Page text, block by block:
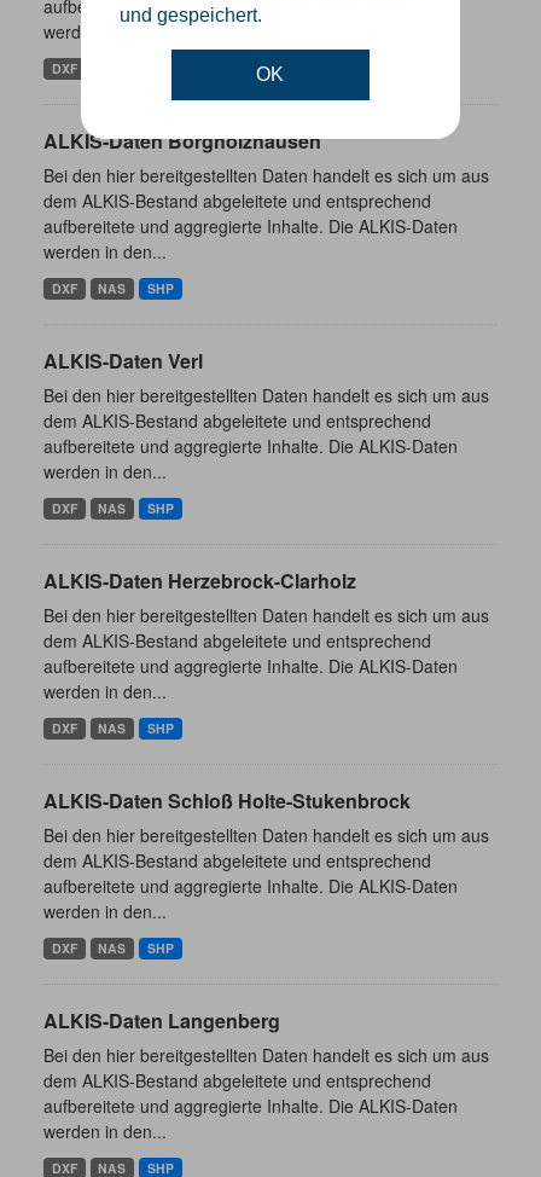
und gespeichert.
OK
aufbereitete und aggregierte Inhalte. Die ALKIS-Daten
werden in den...
DXF
ALKIS-Daten Borgholzhausen
Bei den hier bereitgestellten Daten handelt es sich um aus
dem ALKIS-Bestand abgeleitete und entsprechend
aufbereitete und aggregierte Inhalte. Die ALKIS-Daten
werden in den...
DXF NAS SHP
ALKIS-Daten Verl
Bei den hier bereitgestellten Daten handelt es sich um aus
dem ALKIS-Bestand abgeleitete und entsprechend
aufbereitete und aggregierte Inhalte. Die ALKIS-Daten
werden in den...
DXF NAS SHP
ALKIS-Daten Herzebrock-Clarholz
Bei den hier bereitgestellten Daten handelt es sich um aus
dem ALKIS-Bestand abgeleitete und entsprechend
aufbereitete und aggregierte Inhalte. Die ALKIS-Daten
werden in den...
DXF NAS SHP
ALKIS-Daten Schloß Holte-Stukenbrock
Bei den hier bereitgestellten Daten handelt es sich um aus
dem ALKIS-Bestand abgeleitete und entsprechend
aufbereitete und aggregierte Inhalte. Die ALKIS-Daten
werden in den...
DXF NAS SHP
ALKIS-Daten Langenberg
Bei den hier bereitgestellten Daten handelt es sich um aus
dem ALKIS-Bestand abgeleitete und entsprechend
aufbereitete und aggregierte Inhalte. Die ALKIS-Daten
werden in den...
DXF NAS SHP